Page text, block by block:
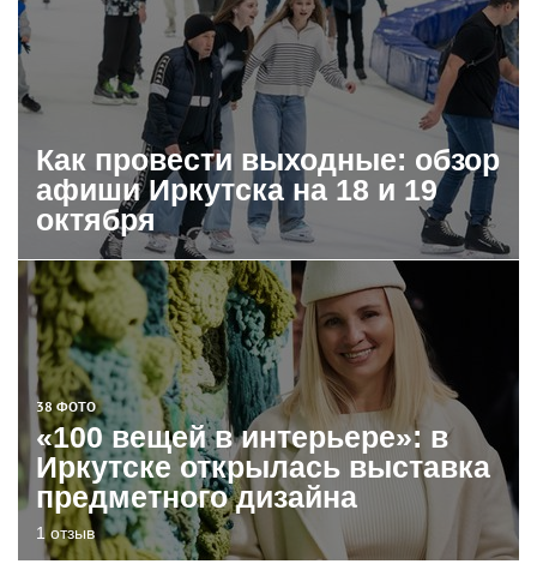
Как провести выходные: обзор
афиши Иркутска на 18 и 19
октября
38 ФОТО
«100 вещей в интерьере»: в
Иркутске открылась выставка
предметного дизайна
1 отзыв